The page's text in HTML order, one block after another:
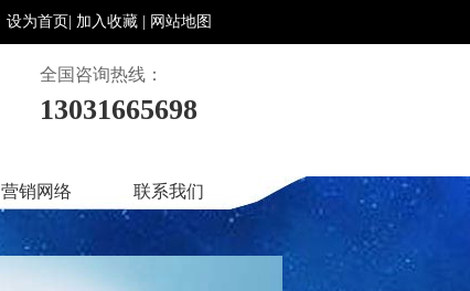
设为首页| 加入收藏 | 网站地图
全国咨询热线：
13031665698
营销网络 联系我们